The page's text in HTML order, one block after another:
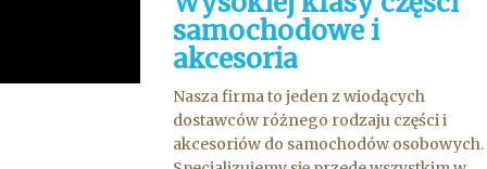
samochodowe i
akcesoria
Nasza firma to jeden z wiodących
dostawców różnego rodzaju części i
akcesoriów do samochodów osobowych.